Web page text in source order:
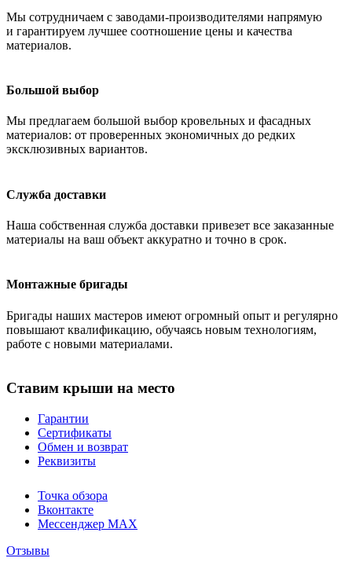
Мы сотрудничаем с заводами-производителями напрямую
и гарантируем лучшее соотношение цены и качества
материалов.
Большой выбор
Мы предлагаем большой выбор кровельных и фасадных
материалов: от проверенных экономичных до редких
эксклюзивных вариантов.
Служба доставки
Наша собственная служба доставки привезет все заказанные
материалы на ваш объект аккуратно и точно в срок.
Монтажные бригады
Бригады наших мастеров имеют огромный опыт и регулярно
повышают квалификацию, обучаясь новым технологиям,
работе с новыми материалами.
Ставим крыши на место
Гарантии
Сертификаты
Обмен и возврат
Реквизиты
Точка обзора
Вконтакте
Мессенджер MAX
Отзывы